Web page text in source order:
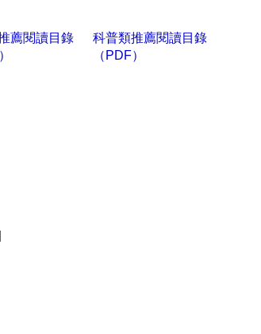
薦閱讀目錄
科普類推薦閱讀目錄
（PDF）